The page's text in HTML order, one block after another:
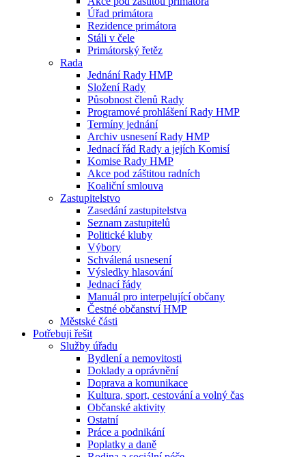
Úřad primátora
Rezidence primátora
Stáli v čele
Primátorský řetěz
Rada
Jednání Rady HMP
Složení Rady
Působnost členů Rady
Programové prohlášení Rady HMP
Termíny jednání
Archiv usnesení Rady HMP
Jednací řád Rady a jejích Komisí
Komise Rady HMP
Akce pod záštitou radních
Koaliční smlouva
Zastupitelstvo
Zasedání zastupitelstva
Seznam zastupitelů
Politické kluby
Výbory
Schválená usnesení
Výsledky hlasování
Jednací řády
Manuál pro interpelující občany
Čestné občanství HMP
Městské části
Potřebuji řešit
Služby úřadu
Bydlení a nemovitosti
Doklady a oprávnění
Doprava a komunikace
Kultura, sport, cestování a volný čas
Občanské aktivity
Ostatní
Práce a podnikání
Poplatky a daně